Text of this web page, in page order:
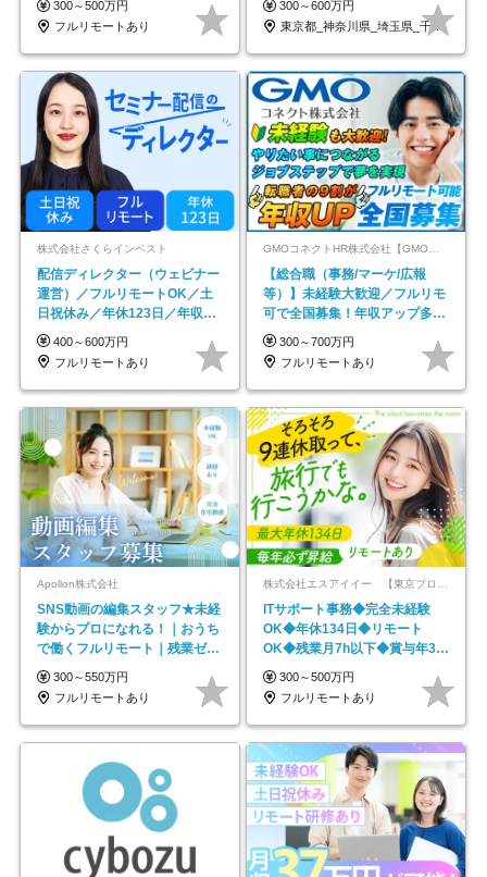
300～500万円
フルリモートあり
300～600万円
東京都_神奈川県_埼玉県_千葉県_大阪府…
株式会社さくらインベスト
配信ディレクター（ウェビナー
運営）／フルリモートOK／土
日祝休み／年休123日／年収
600万円可
400～600万円
フルリモートあり
GMOコネクトHR株式会社【GMOインターネットグループ】
【総合職（事務/マーケ/広報
等）】未経験大歓迎／フルリモ
可で全国募集！年収アップ多数
★年休最大130日★
300～700万円
フルリモートあり
Apollon株式会社
SNS動画の編集スタッフ★未経
験からプロになれる！｜おうち
で働くフルリモート｜残業ゼロ
で18時退勤◎
300～550万円
フルリモートあり
ITサポート事務◆完全未経験
OK◆年休134日◆リモート
OK◆残業月7h以下◆賞与年3回
◆5年目まで必ず昇給
300～500万円
フルリモートあり